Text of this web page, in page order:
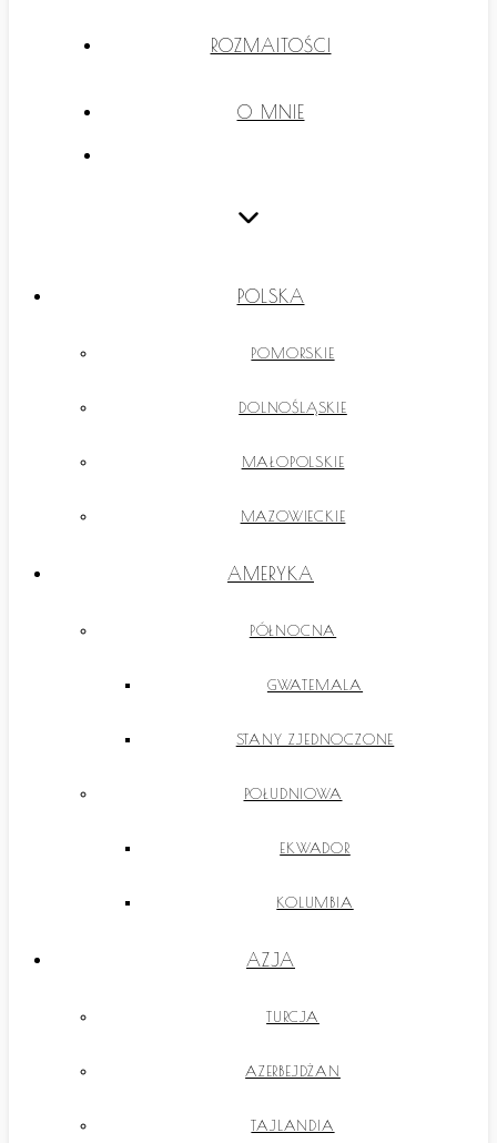
ROZMAITOŚCI
O MNIE
POLSKA
POMORSKIE
DOLNOŚLĄSKIE
MAŁOPOLSKIE
MAZOWIECKIE
AMERYKA
PÓŁNOCNA
GWATEMALA
STANY ZJEDNOCZONE
POŁUDNIOWA
EKWADOR
KOLUMBIA
AZJA
TURCJA
AZERBEJDŻAN
TAJLANDIA